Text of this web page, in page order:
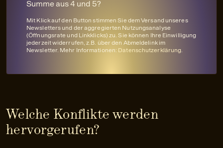
Summe aus 4 und 5?
Mit Klick auf den Button stimmen Sie dem Versand unseres
Newsletters und der aggregierten Nutzungsanalyse
(Öffnungsrate und Linkklicks) zu. Sie können Ihre Einwilligung
jederzeit widerrufen, z.B. über den Abmeldelink im
Newsletter. Mehr Informationen: Datenschutzerklärung
Welche Konflikte werden
hervorgerufen?